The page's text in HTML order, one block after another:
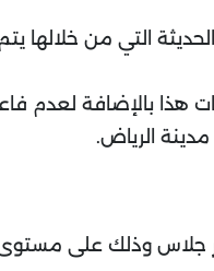
التي من خلالها
هذا بالإضافة لعدم
الرياض.
جلاس وذلك على مستوى